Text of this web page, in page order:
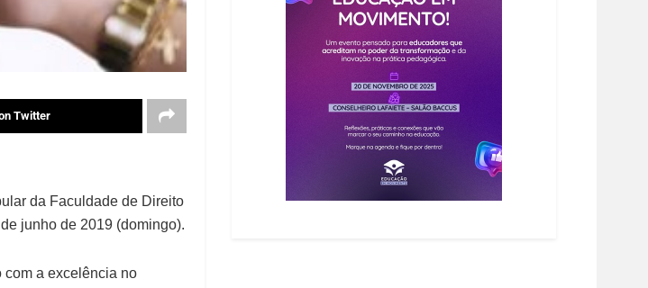
Twitter
da Faculdade de Direito
junho de 2019 (domingo).
com a excelência no